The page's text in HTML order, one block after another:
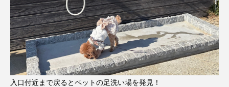
入口付近まで戻るとペットの足洗い場を発見！